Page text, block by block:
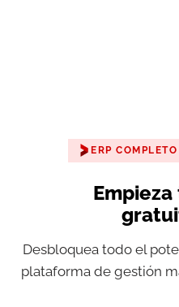
ERP
Desbloquea todo el
plataforma de gestión